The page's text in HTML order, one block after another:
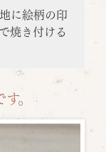
に絵柄の印
焼き付ける
。